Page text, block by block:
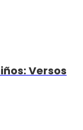
Versos